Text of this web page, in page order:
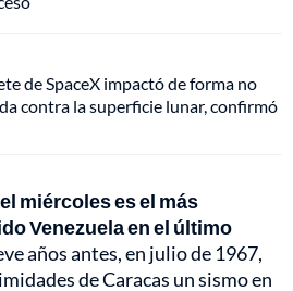
de SpaceX impactó de forma no
contra la superficie lunar, confirmó
miércoles es el más
Venezuela en el último
años antes, en julio de 1967,
de Caracas un sismo en